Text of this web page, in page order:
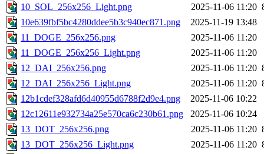
10_SOL_256x256_Light.png
2025-11-06 11:20
10e639fbf5bc4280ddee5b3c940ec871.png
2025-11-19 13:48
11_DOGE_256x256.png
2025-11-06 11:20
11_DOGE_256x256_Light.png
2025-11-06 11:20
12_DAI_256x256.png
2025-11-06 11:20
12_DAI_256x256_Light.png
2025-11-06 11:20
12b1cdef328afd6d40955d6788f2d9e4.png
2025-11-06 10:22
12c12611e932734a25e570ca6c230b61.png
2025-11-06 10:24
13_DOT_256x256.png
2025-11-06 11:20
13_DOT_256x256_Light.png
2025-11-06 11:20